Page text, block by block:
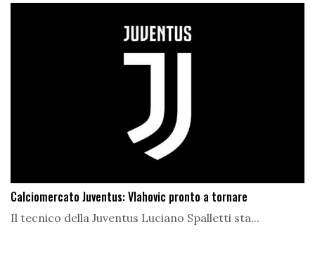
Calciomercato Juventus: Vlahovic pronto a tornare
Il tecnico della Juventus Luciano Spalletti sta...